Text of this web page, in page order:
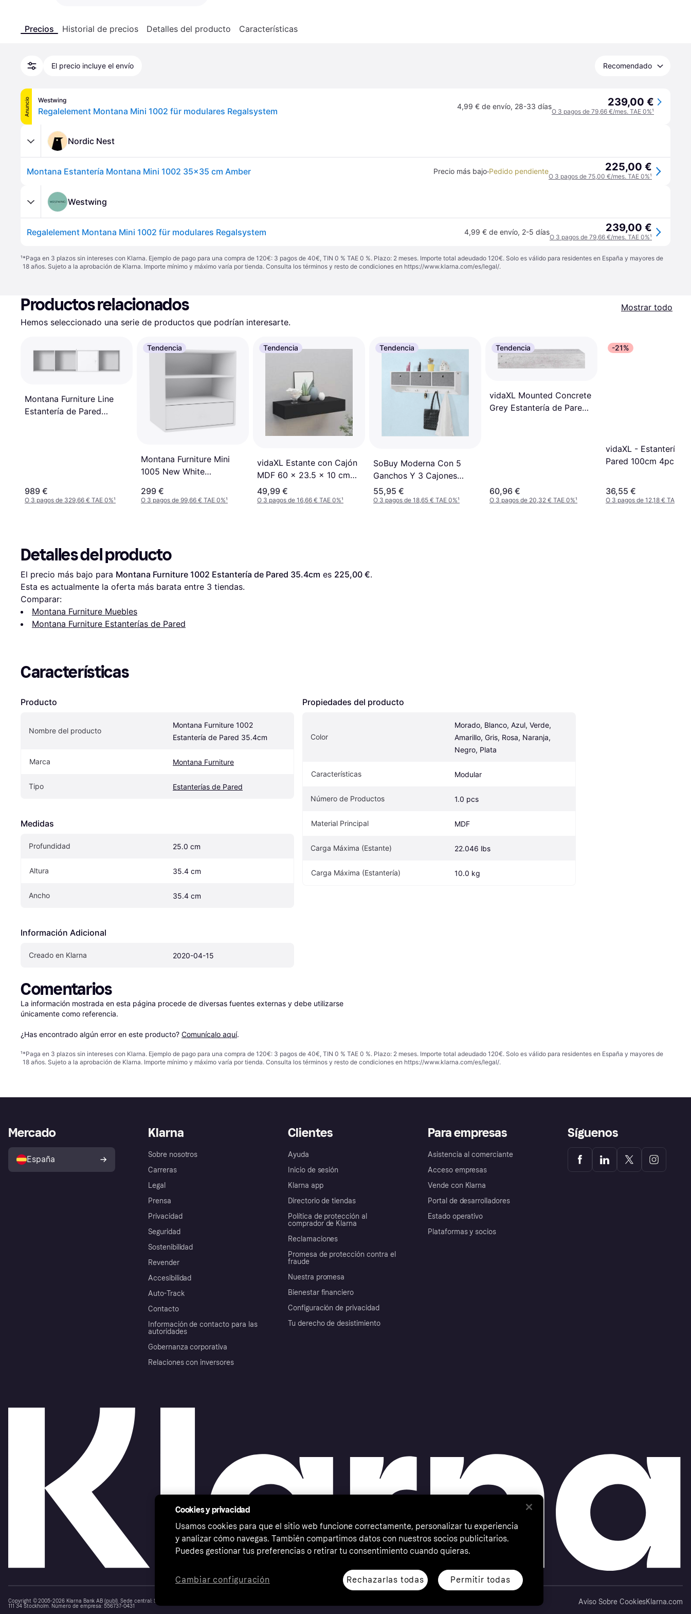
Precios Historial de precios Detalles del producto Características
El precio incluye el envío Recomendado
Anuncio Westwing
Regalelement Montana Mini 1002 für modulares Regalsystem 4,99 € de envío, 28-33 días 239,00 €
O 3 pagos de 79,66 €/mes. TAE 0%¹
Nordic Nest
Montana Estantería Montana Mini 1002 35x35 cm Amber Precio más bajo·Pedido pendiente 225,00 €
O 3 pagos de 75,00 €/mes. TAE 0%¹
Westwing
Regalelement Montana Mini 1002 für modulares Regalsystem 4,99 € de envío, 2-5 días 239,00 €
O 3 pagos de 79,66 €/mes. TAE 0%¹
¹*Paga en 3 plazos sin intereses con Klarna. Ejemplo de pago para una compra de 120€: 3 pagos de 40€, TIN 0 % TAE 0 %. Plazo: 2 meses. Importe total adeudado 120€. Solo es válido para residentes en España y mayores de
18 años. Sujeto a la aprobación de Klarna. Importe mínimo y máximo varía por tienda. Consulta los términos y resto de condiciones en https://www.klarna.com/es/legal/.
Productos relacionados
Mostrar todo
Hemos seleccionado una serie de productos que podrían interesarte.
Montana Furniture Line
Estantería de Pared
989 €
O 3 pagos de 329,66 € TAE 0%¹
Tendencia
Montana Furniture Mini
1005 New White
299 €
O 3 pagos de 99,66 € TAE 0%¹
Tendencia
vidaXL Estante con Cajón
MDF 60 x 23.5 x 10 cm
Estantería de Pared
49,99 €
O 3 pagos de 16,66 € TAE 0%¹
Tendencia
SoBuy Moderna Con 5
Ganchos Y 3 Cajones
L100 cm Estantería de
Pared
55,95 €
O 3 pagos de 18,65 € TAE 0%¹
Tendencia
vidaXL Mounted Concrete
Grey Estantería de Pared
60,96 €
O 3 pagos de 20,32 € TAE 0%¹
-21%
vidaXL - Estantería
Pared 100cm 4pcs
36,55 €
O 3 pagos de 12,18 € TAE 0%
Detalles del producto
El precio más bajo para Montana Furniture 1002 Estantería de Pared 35.4cm es 225,00 €.
Esta es actualmente la oferta más barata entre 3 tiendas.
Comparar:
Montana Furniture Muebles
Montana Furniture Estanterías de Pared
Características
Producto
Nombre del producto
Montana Furniture 1002
Estantería de Pared 35.4cm
Marca Montana Furniture
Tipo Estanterías de Pared
Medidas
Profundidad 25.0 cm
Altura 35.4 cm
Ancho 35.4 cm
Información Adicional
Creado en Klarna 2020-04-15
Propiedades del producto
Color
Morado, Blanco, Azul, Verde,
Amarillo, Gris, Rosa, Naranja,
Negro, Plata
Características Modular
Número de Productos 1.0 pcs
Material Principal MDF
Carga Máxima (Estante) 22.046 lbs
Carga Máxima (Estantería) 10.0 kg
Comentarios
La información mostrada en esta página procede de diversas fuentes externas y debe utilizarse
únicamente como referencia.
¿Has encontrado algún error en este producto? Comunícalo aquí.
¹*Paga en 3 plazos sin intereses con Klarna. Ejemplo de pago para una compra de 120€: 3 pagos de 40€, TIN 0 % TAE 0 %. Plazo: 2 meses. Importe total adeudado 120€. Solo es válido para residentes en España y mayores de
18 años. Sujeto a la aprobación de Klarna. Importe mínimo y máximo varía por tienda. Consulta los términos y resto de condiciones en https://www.klarna.com/es/legal/.
Klarna
Sobre nosotros
Carreras
Legal
Prensa
Privacidad
Seguridad
Sostenibilidad
Revender
Accesibilidad
Auto-Track
Contacto
Información de contacto para las
autoridades
Gobernanza corporativa
Relaciones con inversores
Clientes
Ayuda
Inicio de sesión
Klarna app
Directorio de tiendas
Política de protección al
comprador de Klarna
Reclamaciones
Promesa de protección contra el
fraude
Nuestra promesa
Bienestar financiero
Configuración de privacidad
Tu derecho de desistimiento
Para empresas
Asistencia al comerciante
Acceso empresas
Vende con Klarna
Portal de desarrolladores
Estado operativo
Plataformas y socios
Mercado
España
Síguenos
Copyright © 2005-2026 Klarna Bank AB (publ). Sede central: Stockholm, Sweden. Todos los derechos reservados. Klarna Bank AB (publ). Sveavägen 46,
111 34 Stockholm. Número de empresa: 556737-0431
Aviso Sobre CookiesKlarna.com
Cookies y privacidad
Usamos cookies para que el sitio web funcione correctamente, personalizar tu experiencia
y analizar cómo navegas. También compartimos datos con nuestros socios publicitarios.
Puedes gestionar tus preferencias o retirar tu consentimiento cuando quieras.
Rechazarlas todas Permitir todas
Cambiar configuración